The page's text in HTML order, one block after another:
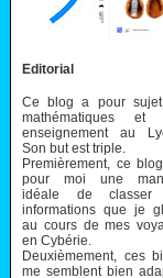
Editorial
Ce blog a pour
mathématiques et
enseignement au
Son but est triple.
Premièrement, ce
pour moi une
idéale de classer
informations que je
au cours de mes
en Cybérie.
Deuxièmement, ces
me semblent bien